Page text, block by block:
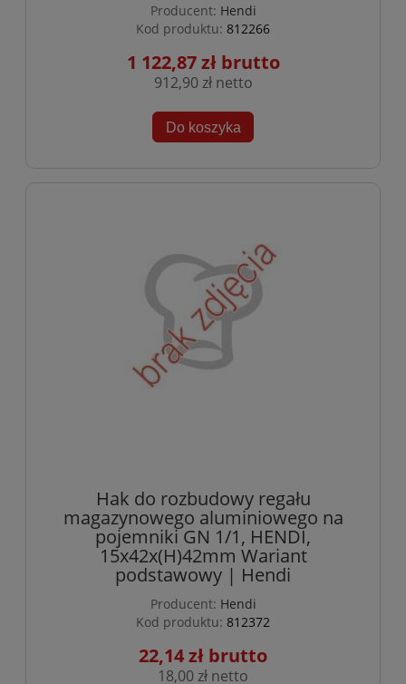
Producent: Hendi
Kod produktu: 812266
1 122,87 zł
912,90 zł
Do koszyka
Hak do rozbudowy regału
magazynowego aluminiowego na
pojemniki GN 1/1, HENDI,
15x42x(H)42mm Wariant
podstawowy | Hendi
Producent: Hendi
Kod produktu: 812372
22,14 zł
18,00 zł